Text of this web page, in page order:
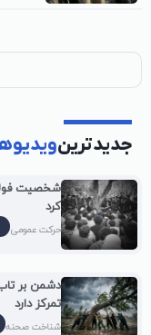
جدیدترین
شخصیت
کرد
حرکت عمومی
دشمن بر
تمرکز دارد
شناخت صحنه